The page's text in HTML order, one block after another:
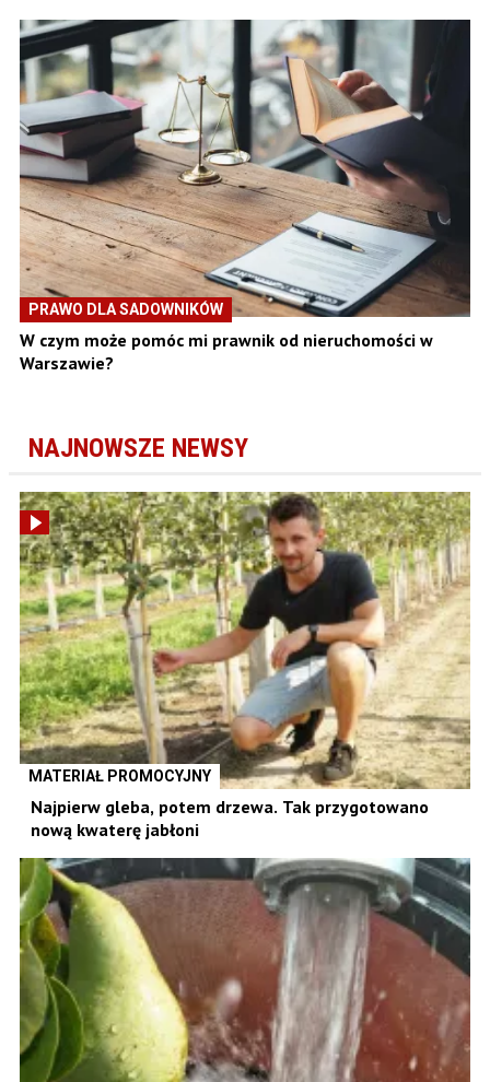
PRAWO DLA SADOWNIKÓW
W czym może pomóc mi prawnik od nieruchomości w
Warszawie?
NAJNOWSZE NEWSY
MATERIAŁ PROMOCYJNY
Najpierw gleba, potem drzewa. Tak przygotowano
nową kwaterę jabłoni